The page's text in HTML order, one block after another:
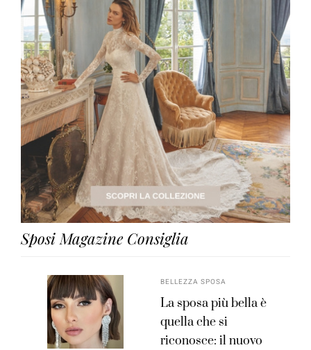
Sposi Magazine Consiglia
BELLEZZA SPOSA
La sposa più bella è
quella che si
riconosce: il nuovo